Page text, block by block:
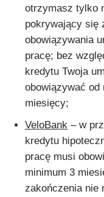
otrzymasz tylko
pokrywający się
obowiązywania
pracę; bez
kredytu Twoja
obowiązywać od
miesięcy;
VeloBank – w
kredytu
pracę musi
minimum 3
zakończenia nie